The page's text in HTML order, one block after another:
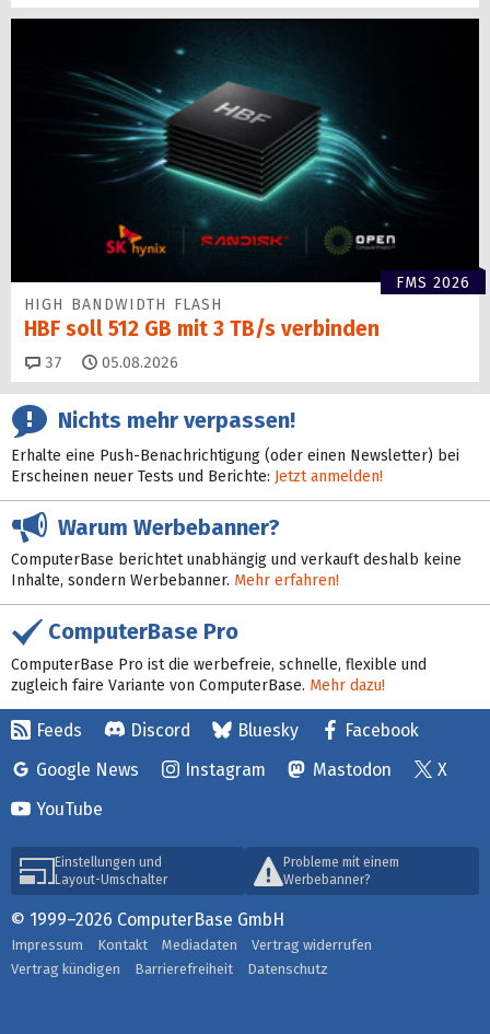
FMS 2026
HIGH BANDWIDTH FLASH
HBF soll 512 GB mit 3 TB/s verbinden
37 Kommentare
05.08.2026
Nichts mehr verpassen!
Erhalte eine Push-Benachrichtigung (oder einen Newsletter) bei
Erscheinen neuer Tests und Berichte: Jetzt anmelden!
Warum Werbebanner?
ComputerBase berichtet unabhängig und verkauft deshalb keine
Inhalte, sondern Werbebanner. Mehr erfahren!
ComputerBase Pro
ComputerBase Pro ist die werbefreie, schnelle, flexible und
zugleich faire Variante von ComputerBase. Mehr dazu!
Feeds Discord Bluesky
Facebook
Google News
Instagram Mastodon
X
YouTube
Einstellungen und
Layout-Umschalter
Probleme mit einem
Werbebanner?
© 1999–2026 ComputerBase GmbH
Impressum Kontakt Mediadaten
Vertrag widerrufen
Vertrag kündigen
Barrierefreiheit Datenschutz